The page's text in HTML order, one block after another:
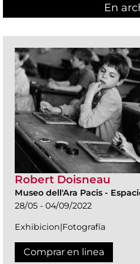
En
Robert Doisneau
Museo dell'Ara Pacis -
28/05 - 04/09/2022
Exhibicion|Fotografía
Comprar en linea